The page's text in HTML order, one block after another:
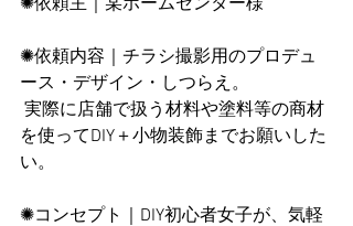
✺依頼主｜某ホームセンター様
✺依頼内容｜チラシ撮影用のプロデュ
ース・デザイン・しつらえ。
を使ってDIY＋小物装飾までお願いした
い。
✺コンセプト｜DIY初心者女子が、気軽